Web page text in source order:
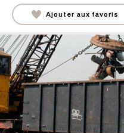
Ajouter aux favoris